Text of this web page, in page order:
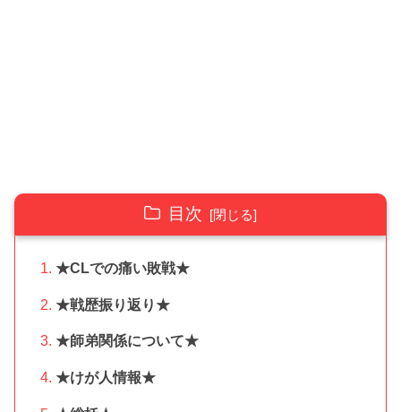
目次
★CLでの痛い敗戦★
★戦歴振り返り★
★師弟関係について★
★けが人情報★